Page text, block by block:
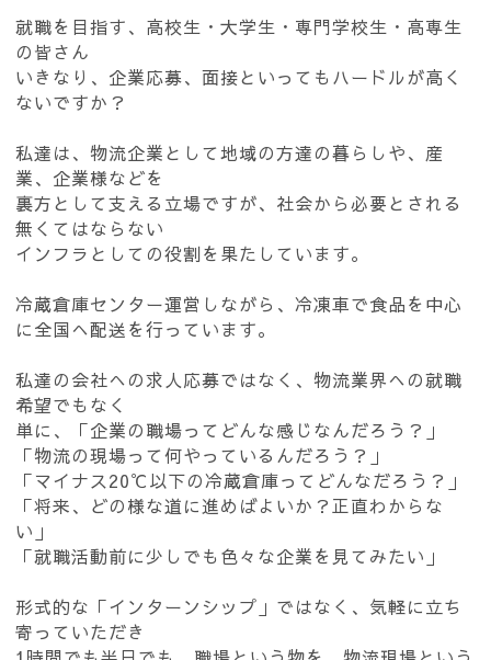
就職を目指す、高校生・大学生・専門学校生・高専生
の皆さん
いきなり、企業応募、面接といってもハードルが高く
ないですか？
私達は、物流企業として地域の方達の暮らしや、産
業、企業様などを
裏方として支える立場ですが、社会から必要とされる
無くてはならない
インフラとしての役割を果たしています。
冷蔵倉庫センター運営しながら、冷凍車で食品を中心
に全国へ配送を行っています。
私達の会社への求人応募ではなく、物流業界への就職
希望でもなく
単に、「企業の職場ってどんな感じなんだろう？」
「物流の現場って何やっているんだろう？」
「マイナス20℃以下の冷蔵倉庫ってどんなだろう？」
「将来、どの様な道に進めばよいか？正直わからな
い」
「就職活動前に少しでも色々な企業を見てみたい」
形式的な「インターンシップ」ではなく、気軽に立ち
寄っていただき